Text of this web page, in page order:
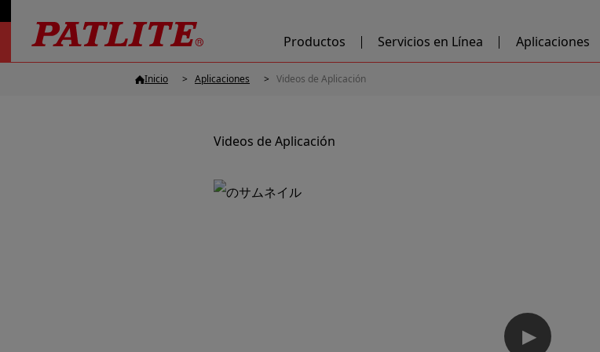
Productos Servicios en Línea Aplicaciones
Inicio Aplicaciones Videos de Aplicación
Videos de Aplicación
▶